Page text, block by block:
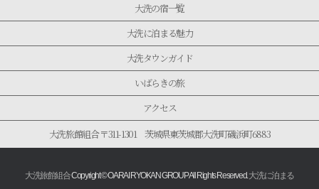
大洗の宿一覧
大洗に泊まる魅力
大洗タウンガイド
いばらきの旅
アクセス
大洗旅館組合 〒311-1301 茨城県東茨城郡大洗町磯浜町6883
大洗旅館組合Copyright © OARAI RYOKAN GROUP All Rights Reserved. 大洗に泊まる